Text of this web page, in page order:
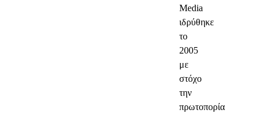
Media
ιδρύθηκε
το
2005
με
στόχο
την
πρωτοπορία